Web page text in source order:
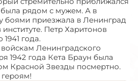
была рядом с мужем. А в
боями приезжала в Ленинград
Петр Харитонов
года.
Ленинградского
1942 года Кета Браун была
Красной Звезды посмертно.